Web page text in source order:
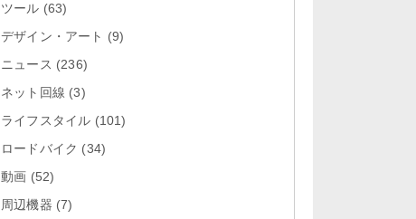
ツール (63)
デザイン・アート (9)
ニュース (236)
ネット回線 (3)
ライフスタイル (101)
ロードバイク (34)
動画 (52)
周辺機器 (7)